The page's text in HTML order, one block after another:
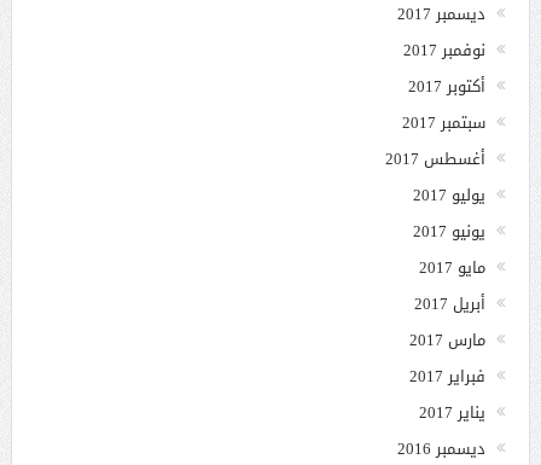
ديسمبر 2017
نوفمبر 2017
أكتوبر 2017
سبتمبر 2017
أغسطس 2017
يوليو 2017
يونيو 2017
مايو 2017
أبريل 2017
مارس 2017
فبراير 2017
يناير 2017
ديسمبر 2016